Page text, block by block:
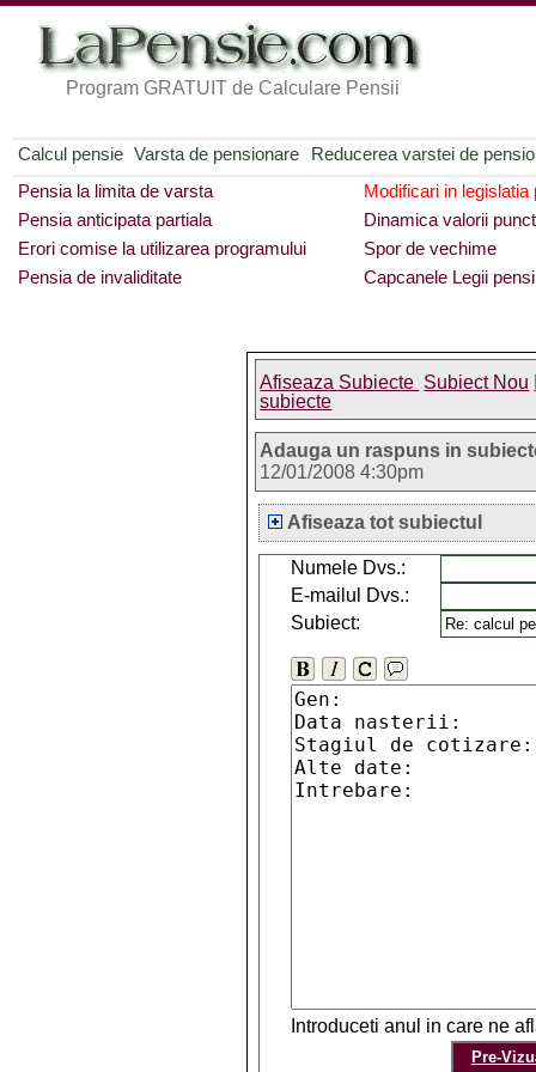
Program GRATUIT de Calculare Pensii
Calcul pensie Varsta de pensionare
Reducerea varstei de
Pensia la limita de varsta
Modificari in legislatia
Pensia anticipata partiala
Dinamica valorii
Erori comise la utilizarea programului
Spor de vechime
Pensia de invaliditate
Capcanele Legii
Afiseaza Subiecte Subiect Nou
subiecte
Adauga un raspuns in
12/01/2008 4:30pm
Afiseaza tot subiectul
Numele Dvs.:
E-mailul Dvs.:
Subiect:
Introduceti anul in care ne